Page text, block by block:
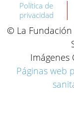
Política de
privacidad
© La
Imágenes
Páginas web